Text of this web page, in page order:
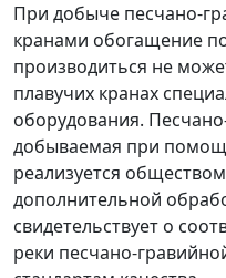
При добыче песчано-
кранами обогащение
производиться не
плавучих кранах
оборудования.
добываемая при
реализуется
дополнительной
свидетельствует о
реки песчано-